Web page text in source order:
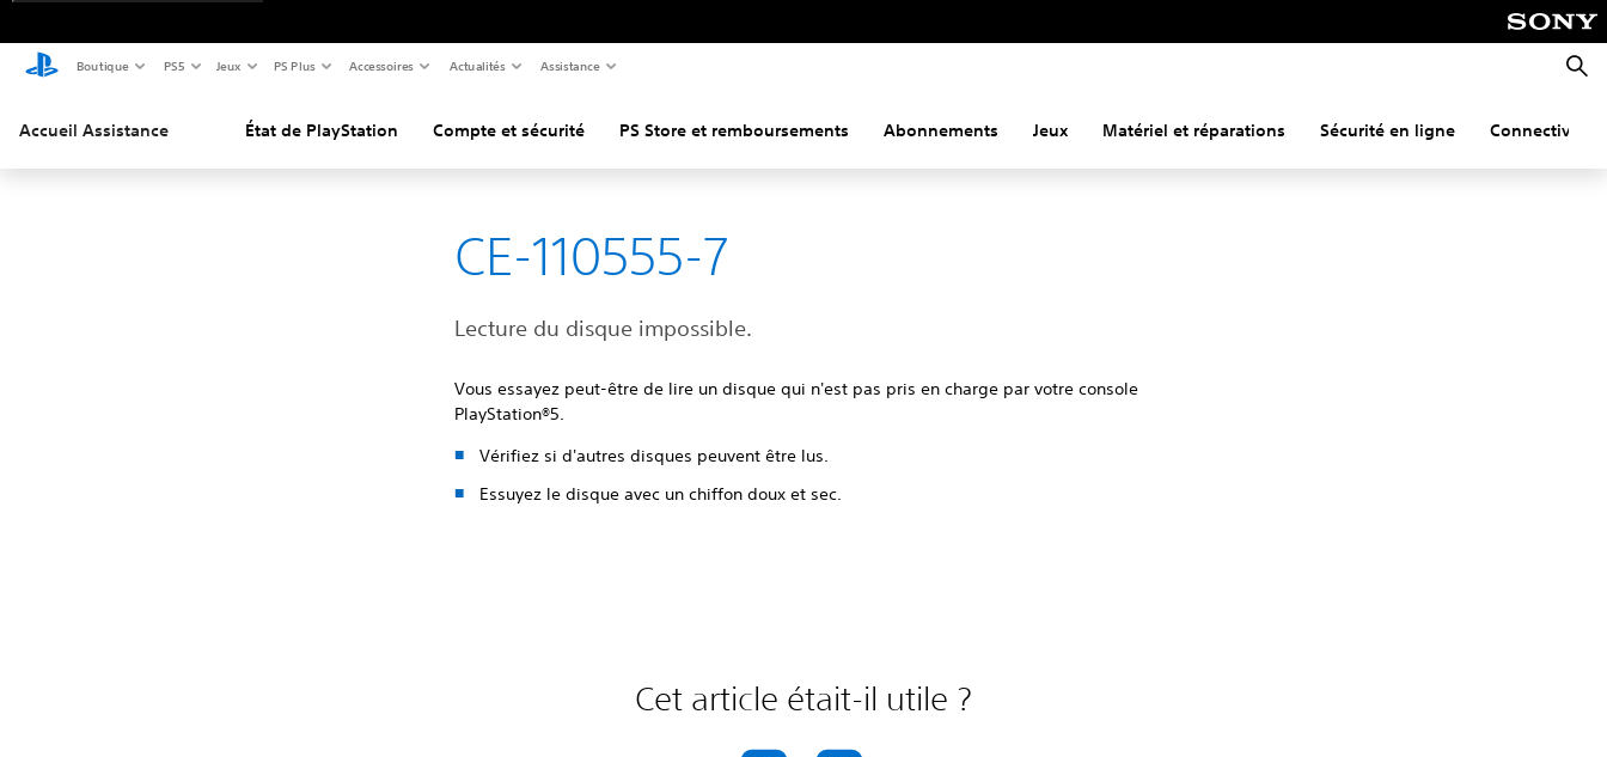
Boutique PS5 Jeux PS Plus Accessoires Actualités Assistance
Accueil Assistance État de PlayStation Compte et sécurité PS Store et remboursements Abonnements Jeux Matériel et réparations Sécurité en ligne Connectivité
CE-110555-7
Lecture du disque impossible.
Vous essayez peut-être de lire un disque qui n'est pas pris en charge par votre console
PlayStation®5.
Vérifiez si d'autres disques peuvent être lus.
Essuyez le disque avec un chiffon doux et sec.
Cet article était-il utile ?